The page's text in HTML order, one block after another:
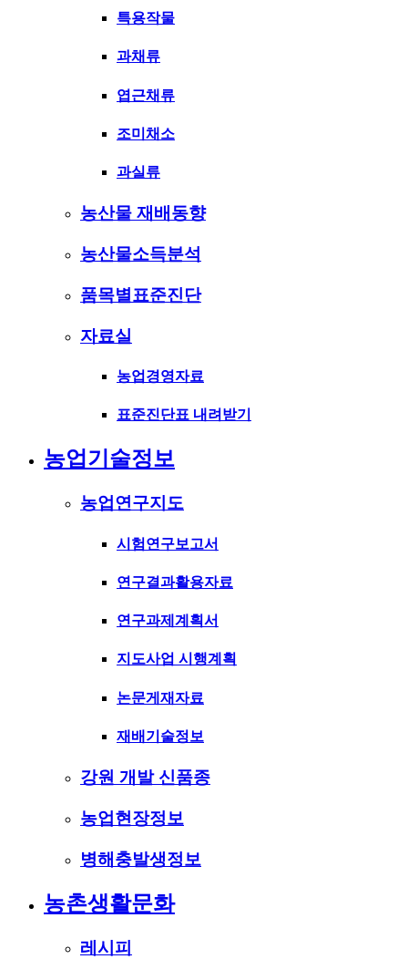
특용작물
과채류
엽근채류
조미채소
과실류
농산물 재배동향
농산물소득분석
품목별표준진단
자료실
농업경영자료
표준진단표 내려받기
농업기술정보
농업연구지도
시험연구보고서
연구결과활용자료
연구과제계획서
지도사업 시행계획
논문게재자료
재배기술정보
강원 개발 신품종
농업현장정보
병해충발생정보
농촌생활문화
레시피